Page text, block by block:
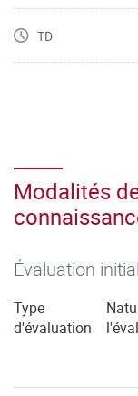
TD
Modalités
Évaluation
Type
d'évaluation